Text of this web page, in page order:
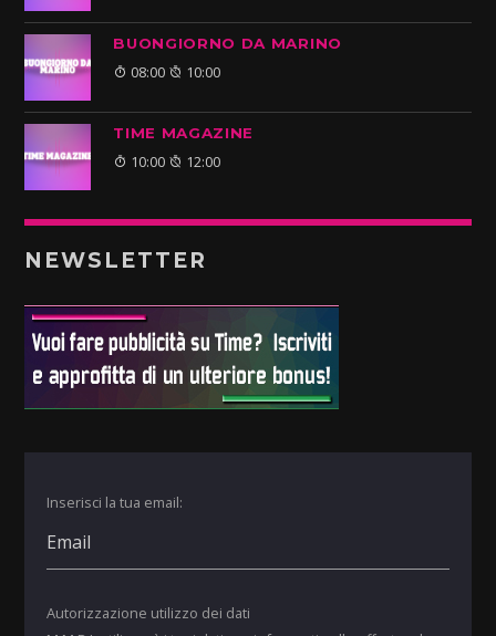
BUONGIORNO DA MARINO
08:00 10:00
TIME MAGAZINE
10:00 12:00
NEWSLETTER
Inserisci la tua email:
Autorizzazione utilizzo dei dati